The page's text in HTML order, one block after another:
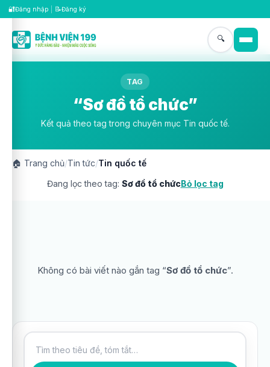
🔐Đăng nhập 📝Đăng ký
🔍
TAG
“Sơ đồ tổ chức”
Kết quả theo tag trong chuyên mục Tin quốc tế.
🏠 Trang chủ/Tin tức/Tin quốc tế
Đang lọc theo tag: Sơ đồ tổ chứcBỏ lọc tag
Không có bài viết nào gắn tag “Sơ đồ tổ chức”.